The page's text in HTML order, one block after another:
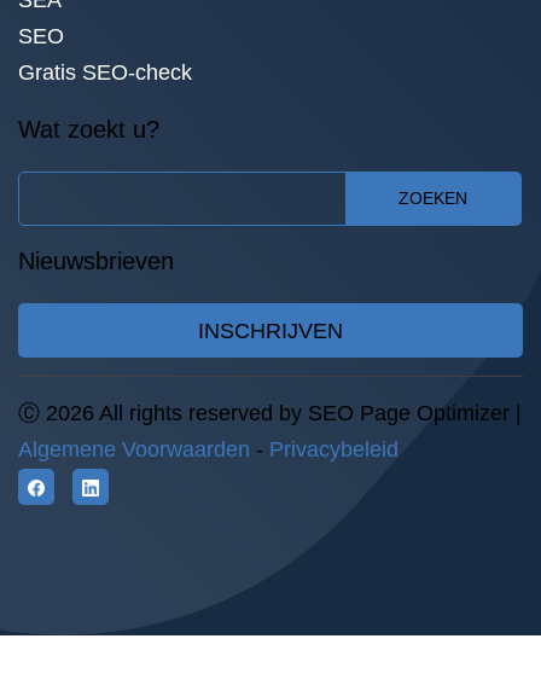
SEO
Gratis SEO-check
Wat zoekt u?
ZOEKEN
Nieuwsbrieven
INSCHRIJVEN
Ⓒ 2026 All rights reserved by SEO Page Optimizer |
Algemene Voorwaarden - Privacybeleid